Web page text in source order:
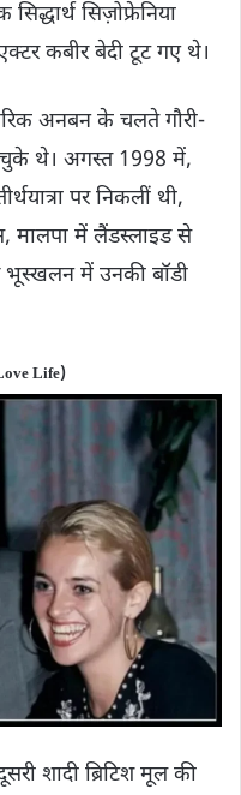
सिज़ोफ्रेनिया
कबीर बेदी टूट गए थे।
अनबन के चलते गौरी-
चुके थे। अगस्त 1998 में,
पर निकलीं थी,
मालपा में लैंडस्‍लाइड से
भूस्खलन में उनकी बॉडी
Life)
शादी ब्रिटिश मूल की